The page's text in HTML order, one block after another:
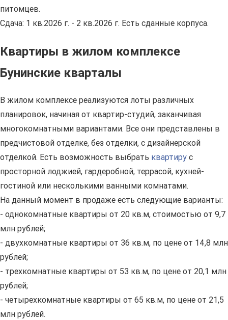
питомцев.
Сдача: 1 кв.2026 г. - 2 кв.2026 г. Есть сданные корпуса.
Квартиры в жилом комплексе
Бунинские кварталы
В жилом комплексе реализуются лоты различных
планировок, начиная от квартир-студий, заканчивая
многокомнатными вариантами. Все они представлены в
предчистовой отделке, без отделки, с дизайнерской
отделкой. Есть возможность выбрать квартиру с
просторной лоджией, гардеробной, террасой, кухней-
гостиной или несколькими ванными комнатами.
На данный момент в продаже есть следующие варианты:
- однокомнатные квартиры от 20 кв.м, стоимостью от 9,7
млн рублей;
- двухкомнатные квартиры от 36 кв.м, по цене от 14,8 млн
рублей;
- трехкомнатные квартиры от 53 кв.м, по цене от 20,1 млн
рублей;
- четырехкомнатные квартиры от 65 кв.м, по цене от 21,5
млн рублей.